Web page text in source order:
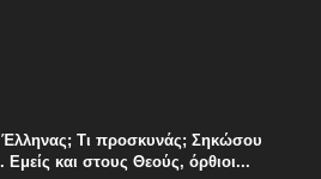
Έλληνας; Τι προσκυνάς; Σηκώσου
και στους Θεούς, όρθιοι...